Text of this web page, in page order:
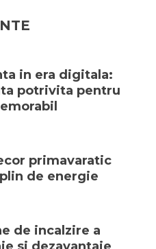
in era digitala:
potrivita pentru
primavaratic
de energie
de incalzire a